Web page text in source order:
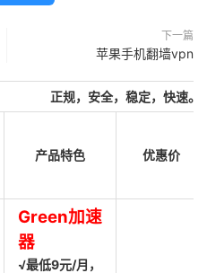
下一篇
苹果手机翻墙vpn
正规，安全，稳定，快速。
产品特色 优惠价
Green加速
器
√最低9元/月，